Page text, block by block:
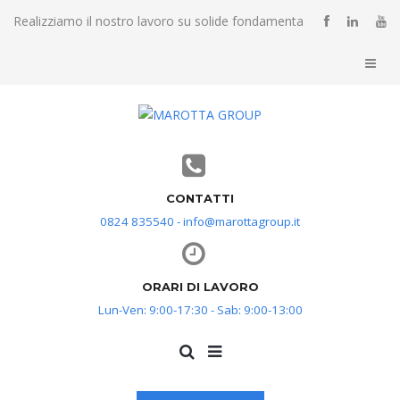
Realizziamo il nostro lavoro su solide fondamenta
CONTATTI
0824 835540 - info@marottagroup.it
ORARI DI LAVORO
Lun-Ven: 9:00-17:30 - Sab: 9:00-13:00